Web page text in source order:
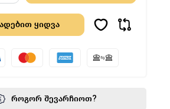
როგორ შევარჩიოთ?